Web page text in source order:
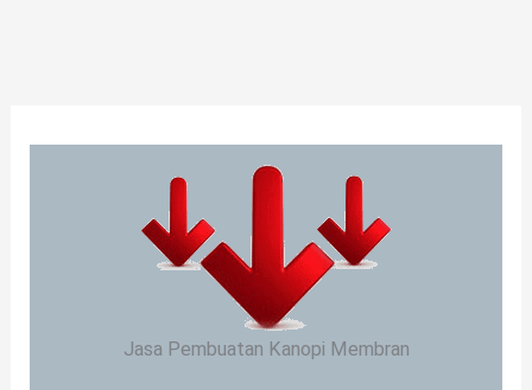
Jasa Pembuatan Kanopi Membran